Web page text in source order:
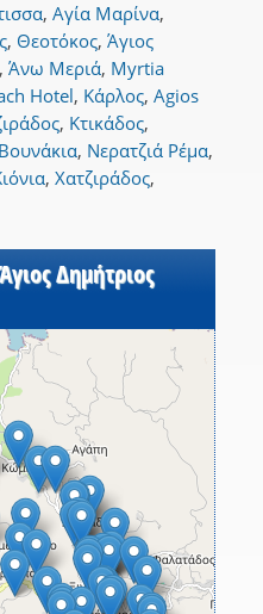
, Αγία Μαρίνα,
, Θεοτόκος, Άγιος
, Άνω Μεριά, Myrtia
Hotel, Κάρλος, Agios
, Κτικάδος,
Βουνάκια, Νερατζιά Ρέμα,
, Χατζιράδος,
Δημήτριος